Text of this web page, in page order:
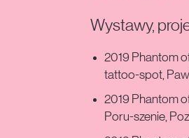
Wystawy,
2019 Phantom
tattoo-spot,
2019 Phantom
Poru-szenie,